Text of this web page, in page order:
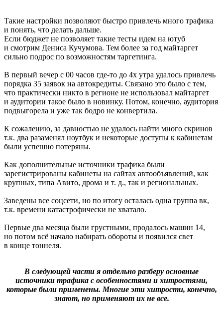
Такие настройки позволяют быстро привлечь много трафика
и понять, что делать дальше.
Если бюджет не позволяет такие тесты идем на ютуб
и смотрим Дениса Кучумова. Тем более за год майтаргет
сильно подрос по возможностям таргетинга.
В первый вечер с 00 часов где-то до 4х утра удалось привлечь
порядка 35 заявок на автокредиты. Связано это было с тем,
что практически никто в регионе не использовал майтаргет
и аудитории такое было в новинку. Потом, конечно, аудитория
подвыгорела и уже так бодро не конвертила.
К сожалению, за давностью не удалось найти много скринов
т.к. два разаменял ноутбук и некоторые доступы к кабинетам
были успешно потеряны.
Как дополнительные источники трафика были
зарегистрированы кабинеты на сайтах автообъявлений, как
крупных, типа Авито, дрома и т. д., так и региональных.
Заведены все соцсети, но по итогу осталась одна группа вк,
т.к. времени катастрофически не хватало.
Первые два месяца были грустными, продалось машин 14,
но потом всё начало набирать обороты и появился свет
в конце тоннеля.
В следующей части я отдельно разберу основные
источники трафика с особенностями и хитростями,
которые были применены. Многие эти хитрости, конечно,
знают, но применяют их не все.